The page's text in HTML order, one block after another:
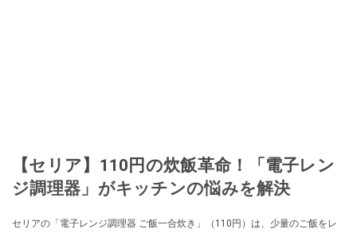
【セリア】110円の炊飯革命！「電子レン
ジ調理器」がキッチンの悩みを解決
セリアの「電子レンジ調理器 ご飯一合炊き」（110円）は、少量のご飯をレ